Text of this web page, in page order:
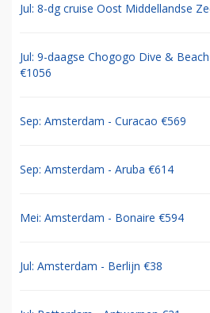
Jul: 8-dg cruise Oost Middellandse
Jul: 9-daagse Chogogo Dive &
€1056
Sep: Amsterdam - Curacao €569
Sep: Amsterdam - Aruba €614
Mei: Amsterdam - Bonaire €594
Jul: Amsterdam - Berlijn €38